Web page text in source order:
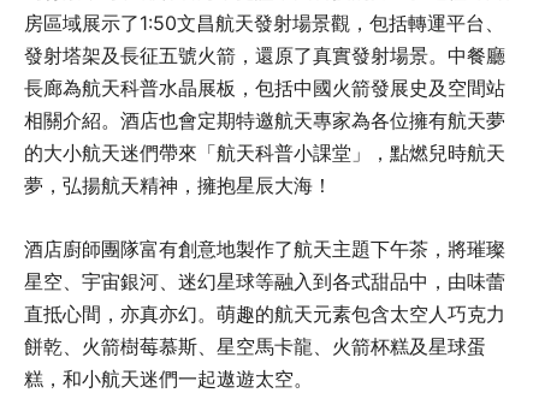
房區域展示了1:50文昌航天發射場景觀，包括轉運平台、
發射塔架及長征五號火箭，還原了真實發射場景。中餐廳
長廊為航天科普水晶展板，包括中國火箭發展史及空間站
相關介紹。酒店也會定期特邀航天專家為各位擁有航天夢
的大小航天迷們帶來「航天科普小課堂」，點燃兒時航天
夢，弘揚航天精神，擁抱星辰大海！
酒店廚師團隊富有創意地製作了航天主題下午茶，將璀璨
星空、宇宙銀河、迷幻星球等融入到各式甜品中，由味蕾
直抵心間，亦真亦幻。萌趣的航天元素包含太空人巧克力
餅乾、火箭樹莓慕斯、星空馬卡龍、火箭杯糕及星球蛋
糕，和小航天迷們一起遨遊太空。